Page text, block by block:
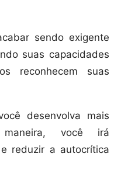
sendo exigente
suas capacidades
reconhecem suas
desenvolva mais
maneira, você irá
reduzir a autocrítica